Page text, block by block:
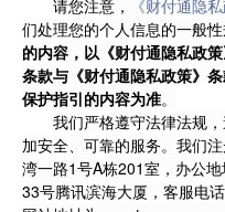
请您注意，
《财付通隐私
们处理您的个人信息的一般性
的内容，以《财付通隐私政
条款与《财付通隐私政策》
保护指引的内容为准。
我们严格遵守法律法规
加安全、可靠的服务。我们
湾一路1号A栋201室，办公
33号腾讯滨海大厦，客服电